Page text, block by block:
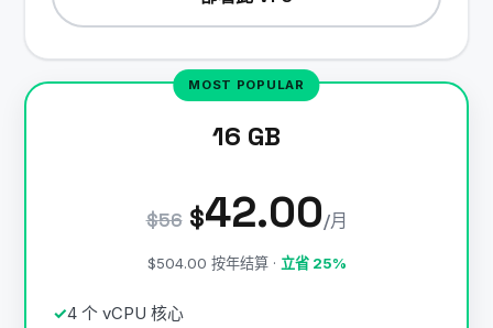
16 GB
$56 $42.00/月
$504.00 按年结算 · 立省 25%
4 个 vCPU 核心